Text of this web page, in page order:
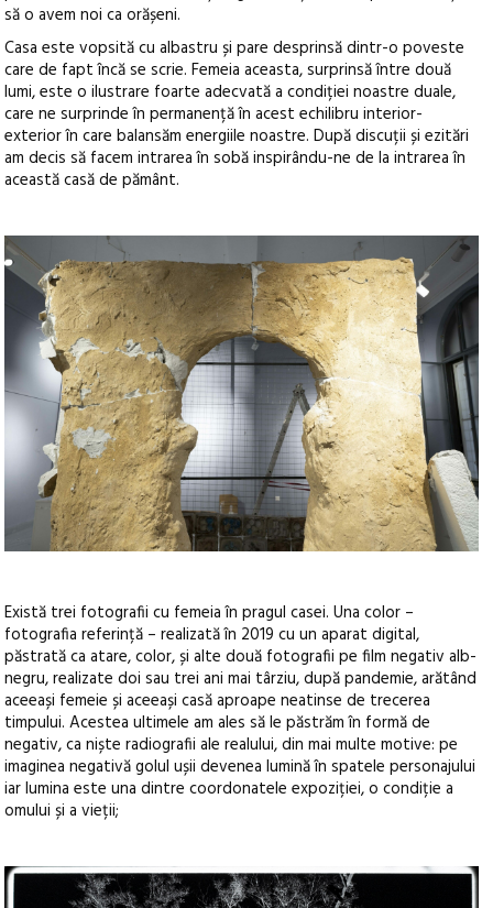
să o avem noi ca orășeni.
Casa este vopsită cu albastru și pare desprinsă dintr-o poveste
care de fapt încă se scrie. Femeia aceasta, surprinsă între două
lumi, este o ilustrare foarte adecvată a condiției noastre duale,
care ne surprinde în permanență în acest echilibru interior-
exterior în care balansăm energiile noastre. După discuții și ezitări
am decis să facem intrarea în sobă inspirându-ne de la intrarea în
această casă de pământ.
Există trei fotografii cu femeia în pragul casei. Una color –
fotografia referință – realizată în 2019 cu un aparat digital,
păstrată ca atare, color, și alte două fotografii pe film negativ alb-
negru, realizate doi sau trei ani mai târziu, după pandemie, arătând
aceeași femeie și aceeași casă aproape neatinse de trecerea
timpului. Acestea ultimele am ales să le păstrăm în formă de
negativ, ca niște radiografii ale realului, din mai multe motive: pe
imaginea negativă golul ușii devenea lumină în spatele personajului
iar lumina este una dintre coordonatele expoziției, o condiție a
omului și a vieții;